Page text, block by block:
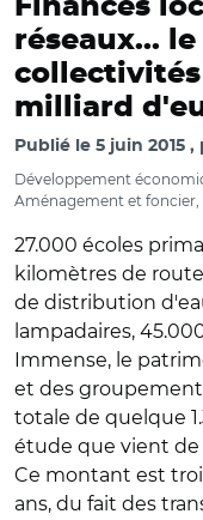
Finances
réseaux...
milliard
Publié le 5 juin 2015
Développement
Aménagement et
27.000 écoles
kilomètres de
de distribution
lampadaires,
Immense, le
et des
totale de quelque
étude que vient de
Ce montant est
ans, du fait des